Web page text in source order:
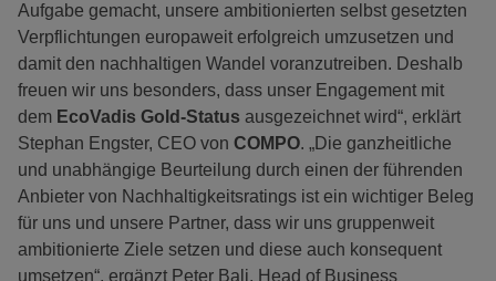
Aufgabe gemacht, unsere ambitionierten selbst gesetzten
Verpflichtungen europaweit erfolgreich umzusetzen und
damit den nachhaltigen Wandel voranzutreiben. Deshalb
freuen wir uns besonders, dass unser Engagement mit
dem EcoVadis Gold-Status ausgezeichnet wird“, erklärt
Stephan Engster, CEO von COMPO. „Die ganzheitliche
und unabhängige Beurteilung durch einen der führenden
Anbieter von Nachhaltigkeitsratings ist ein wichtiger Beleg
für uns und unsere Partner, dass wir uns gruppenweit
ambitionierte Ziele setzen und diese auch konsequent
umsetzen“, ergänzt Peter Bali, Head of Business